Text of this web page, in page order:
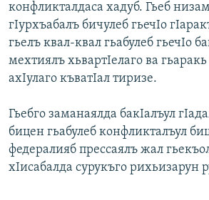
конфликталдаса хадуб. Гьеб
гIурхъабалъ бичулеб гьечIо
гьелъ квал-квал гьабулеб гьечIо
мехтиялъ хьвартIелаго ва
ахIулаго къватIал тиризе.
Гьебго заманаялда бакIалъул
бицен гьабулеб конфликталъул
федералияб прессаялъ жал
хIисабалда сурукъго рихьизарун